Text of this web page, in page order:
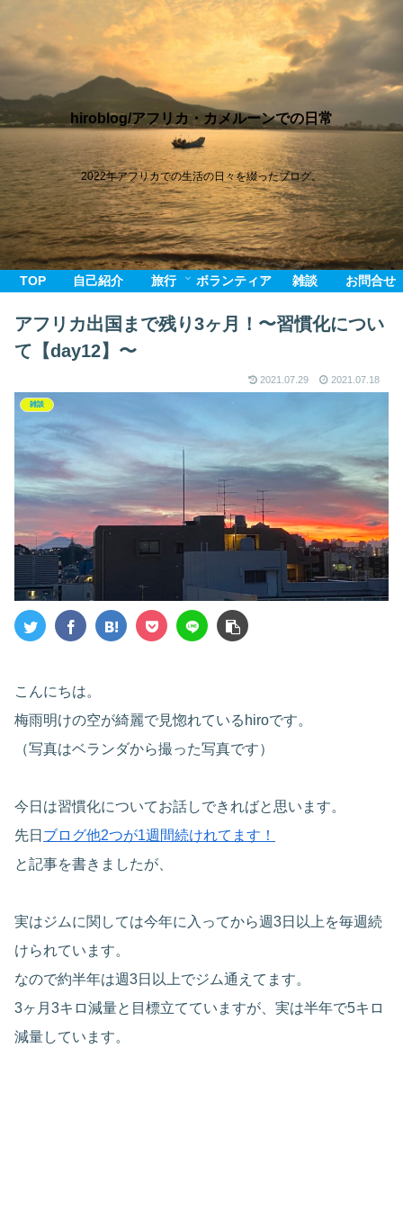
hiroblog/アフリカ・カメルーンでの日常
2022年アフリカでの生活の日々を綴ったブログ。
TOP 自己紹介 旅行 ボランティア 雑談 お問合せ
アフリカ出国まで残り3ヶ月！〜習慣化につい
て【day12】〜
2021.07.29 2021.07.18
雑談
こんにちは。
梅雨明けの空が綺麗で見惚れているhiroです。
（写真はベランダから撮った写真です）
今日は習慣化についてお話しできればと思います。
先日 ブログ他2つが1週間続けれてます！
と記事を書きましたが、
実はジムに関しては今年に入ってから週3日以上を毎週続
けられています。
なので約半年は週3日以上でジム通えてます。
3ヶ月3キロ減量と目標立てていますが、実は半年で5キロ
減量しています。